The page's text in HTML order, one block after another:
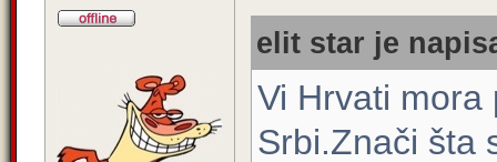
elit star je
Vi Hrvati mora
Srbi.Znači šta